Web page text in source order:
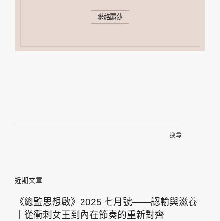
聯絡麗莎
近期文章
《總監思想啟》2025 七月號——認輸與滋養
｜從衝刺女王到內在節奏的重新對齊